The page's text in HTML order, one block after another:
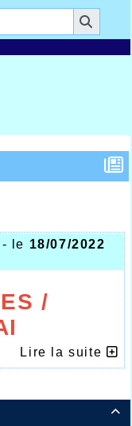

- le 18/07/2022
/
SE
Lire la suite